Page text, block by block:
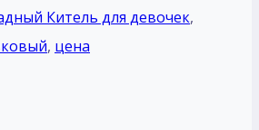
Китель для девочек,
, цена